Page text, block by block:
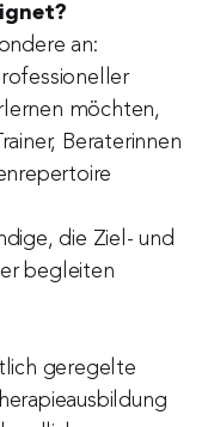
an:
möchten,
Beraterinnen
die Ziel- und
begleiten
geregelte